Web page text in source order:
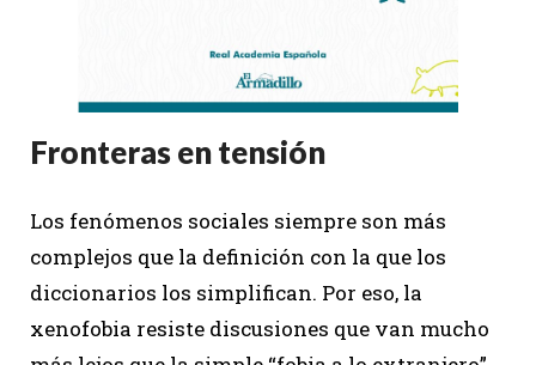
Fronteras en tensión
Los fenómenos sociales siempre son más
complejos que la definición con la que los
diccionarios los simplifican. Por eso, la
xenofobia resiste discusiones que van mucho